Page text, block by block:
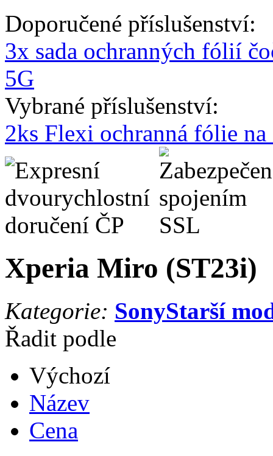
Doporučené příslušenství:
3x sada ochranných fólií
5G
Vybrané příslušenství:
2ks Flexi ochranná fólie
Xperia Miro (ST23i)
Kategorie: SonyStarší
Řadit podle
Výchozí
Název
Cena